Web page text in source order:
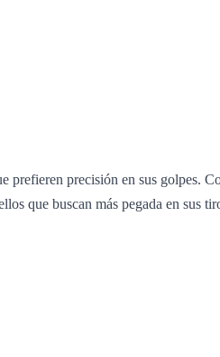
precisión en sus golpes.
que buscan más pegada en sus